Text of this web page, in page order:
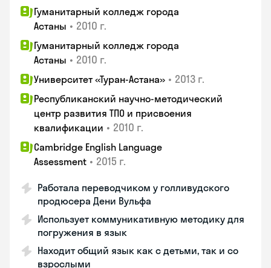
Гуманитарный колледж города
Астаны • 2010 г.
Гуманитарный колледж города
Астаны • 2010 г.
Университет «Туран-Астана» • 2013 г.
Республиканский научно-методический
центр развития ТПО и присвоения
квалификации • 2010 г.
Cambridge English Language
Assessment • 2015 г.
Работала переводчиком у голливудского
продюсера Дени Вульфа
Использует коммуникативную методику для
погружения в язык
Находит общий язык как с детьми, так и со
взрослыми